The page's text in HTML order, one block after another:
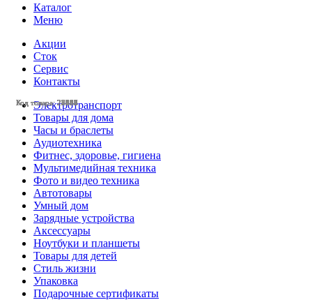
Код товара: 28551
Код товара: 28547
Код товара: 28480
Код товара: 28248
Код товара: 27690
Код товара: 27643
Код товара: 25125
Код товара: 24447
Код товара: 23087
Код товара: 22282
Код товара: 22223
Код товара: 28544
Каталог
Меню
Акции
Сток
Сервис
Контакты
Электротранспорт
Товары для дома
Часы и браслеты
Аудиотехника
Фитнес, здоровье, гигиена
Мультимедийная техника
Фото и видео техника
Автотовары
Умный дом
Зарядные устройства
Аксессуары
Ноутбуки и планшеты
Товары для детей
Стиль жизни
Упаковка
Подарочные сертификаты